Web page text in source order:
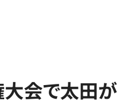
会で太田が